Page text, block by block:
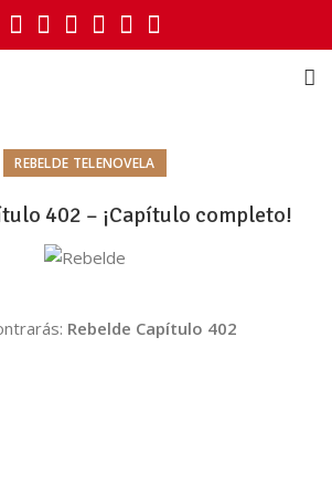
REBELDE TELENOVELA
402 – ¡Capítulo completo!
Rebelde Capítulo 402